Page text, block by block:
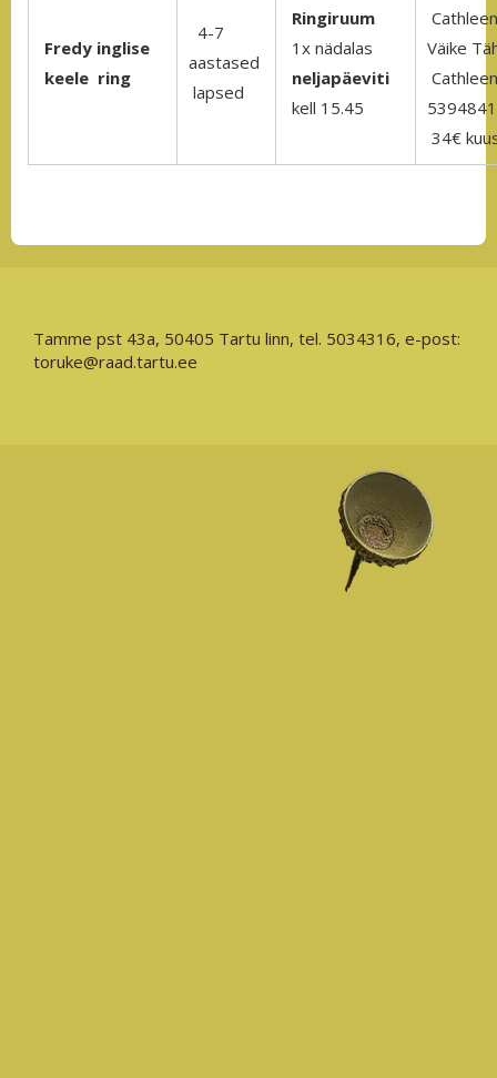
Fredy inglise
keele ring
4-7
aastased
lapsed
Ringiruum
1x nädalas
neljapäeviti
kell 15.45
Väike
34€
Tamme pst 43a, 50405 Tartu linn, tel. 5034316, e-post:
toruke@raad.tartu.ee